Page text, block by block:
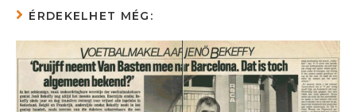
ÉRDEKELHET MÉG: